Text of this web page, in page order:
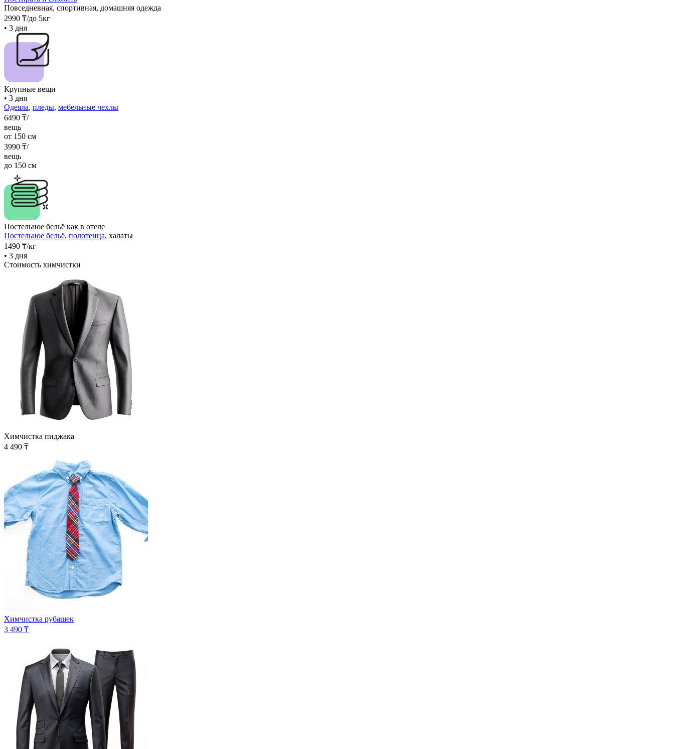
Повседневная, спортивная, домашняя одежда
2990 ₸/до 5кг
• 3 дня
Крупные вещи
• 3 дня
Одеяла, пледы, мебельные чехлы
6490 ₸/
вещь
от 150 см
3990 ₸/
вещь
до 150 см
Постельное бельё как в отеле
Постельное бельё, полотенца, халаты
1490 ₸/кг
• 3 дня
Стоимость химчистки
Химчистка пиджака
4 490 ₸
Химчистка рубашек
3 490 ₸